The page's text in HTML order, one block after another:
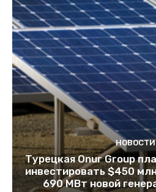
НОВОСТИ
Турецкая Onur Group
инвестировать $450
690 МВт новой